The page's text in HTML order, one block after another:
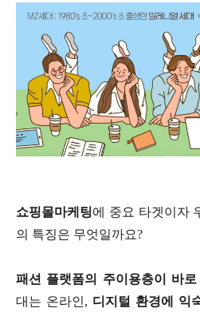
쇼핑몰마케팅에 중요 타겟이자
의 특징은 무엇일까요?
패션 플랫폼의 주이용층이 바
대는 온라인, 디지털 환경에 익